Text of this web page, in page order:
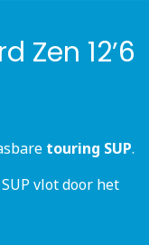
Zen 12’6
touring SUP.
vlot door het